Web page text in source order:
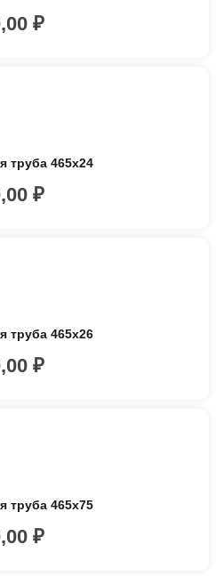
₽
труба 465х24
₽
труба 465х26
₽
труба 465х75
₽